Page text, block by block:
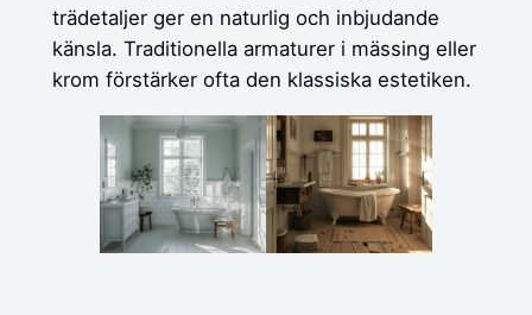
trädetaljer ger en naturlig och inbjudande
känsla. Traditionella armaturer i mässing eller
krom förstärker ofta den klassiska estetiken.